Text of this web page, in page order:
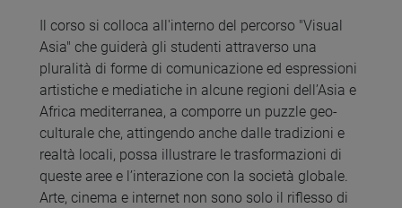
Il corso si colloca all'interno del percorso "Visual
Asia" che guiderà gli studenti attraverso una
pluralità di forme di comunicazione ed espressioni
artistiche e mediatiche in alcune regioni dell’Asia e
Africa mediterranea, a comporre un puzzle geo-
culturale che, attingendo anche dalle tradizioni e
realtà locali, possa illustrare le trasformazioni di
queste aree e l’interazione con la società globale.
Arte, cinema e internet non sono solo il riflesso di